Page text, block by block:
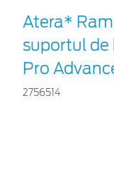
Atera*
suportul de
Pro
2756514